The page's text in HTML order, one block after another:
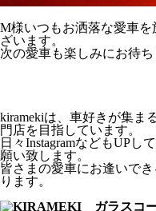
M様いつもお洒落な愛車
ざいます。
次の愛車も楽しみにお待
kiramekiは、車好きが集ま
門店を目指しています。
日々InstagramなどもUPし
願い致します。
皆さまの愛車にお逢いで
ります。